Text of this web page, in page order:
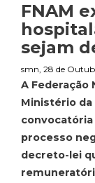
FNAM
sejam
smn, 28 de
A Federação
Ministério da
processo
decreto-lei